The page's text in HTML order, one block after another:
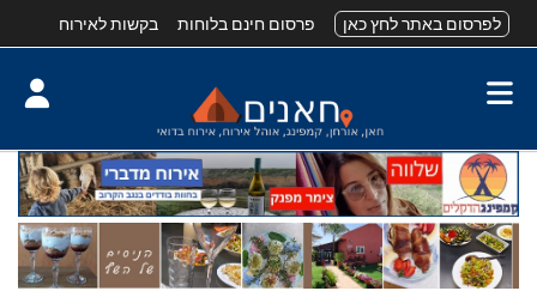
לפרסום באתר לחץ כאן פרסום חינם בלוחות בקשות לאירוח